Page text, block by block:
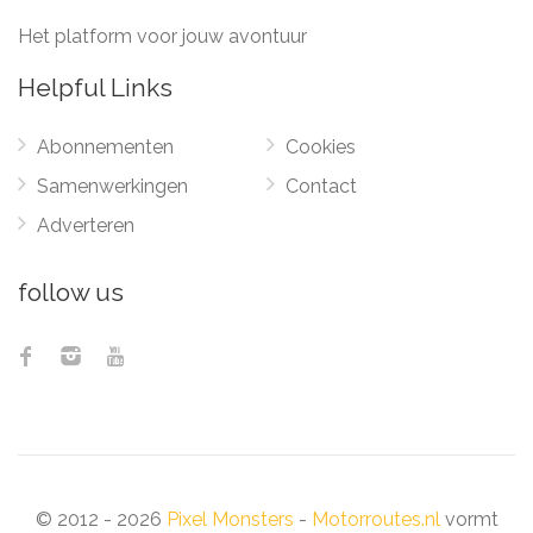
Het platform voor jouw avontuur
Helpful Links
Abonnementen
Samenwerkingen
Adverteren
Cookies
Contact
follow us
© 2012 - 2026 Pixel Monsters - Motorroutes.nlvormt